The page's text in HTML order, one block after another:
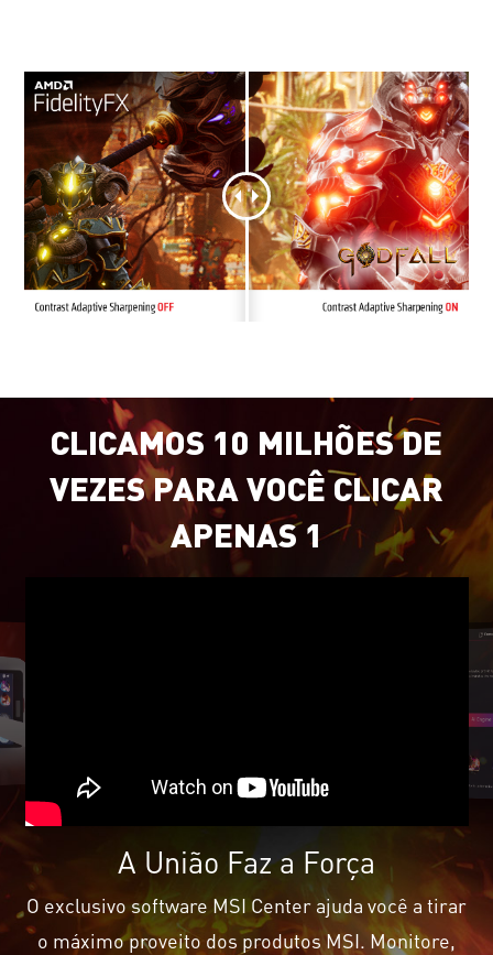
CLICAMOS 10 MILHÕES DE
VEZES PARA VOCÊ CLICAR
APENAS 1
A União Faz a Força
O exclusivo software MSI Center ajuda você a tirar
o máximo proveito dos produtos MSI. Monitore,